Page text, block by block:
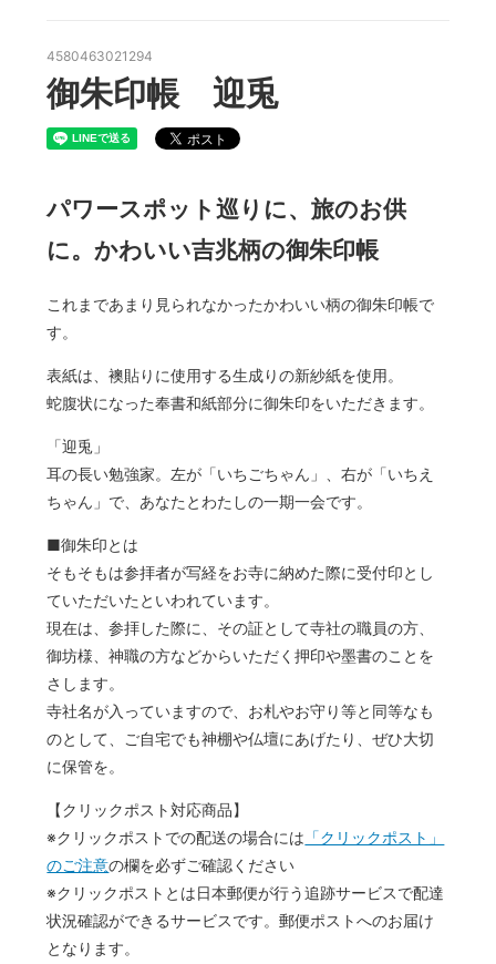
4580463021294
御朱印帳 迎兎
パワースポット巡りに、旅のお供
に。かわいい吉兆柄の御朱印帳
これまであまり見られなかったかわいい柄の御朱印帳で
す。
表紙は、襖貼りに使用する生成りの新紗紙を使用。
蛇腹状になった奉書和紙部分に御朱印をいただきます。
「迎兎」
耳の長い勉強家。左が「いちごちゃん」、右が「いちえ
ちゃん」で、あなたとわたしの一期一会です。
■御朱印とは
そもそもは参拝者が写経をお寺に納めた際に受付印とし
ていただいたといわれています。
現在は、参拝した際に、その証として寺社の職員の方、
御坊様、神職の方などからいただく押印や墨書のことを
さします。
寺社名が入っていますので、お札やお守り等と同等なも
のとして、ご自宅でも神棚や仏壇にあげたり、ぜひ大切
に保管を。
【クリックポスト対応商品】
※クリックポストでの配送の場合には 「クリックポスト」
のご注意の欄を必ずご確認ください
※クリックポストとは日本郵便が行う追跡サービスで配達
状況確認ができるサービスです。郵便ポストへのお届け
となります。